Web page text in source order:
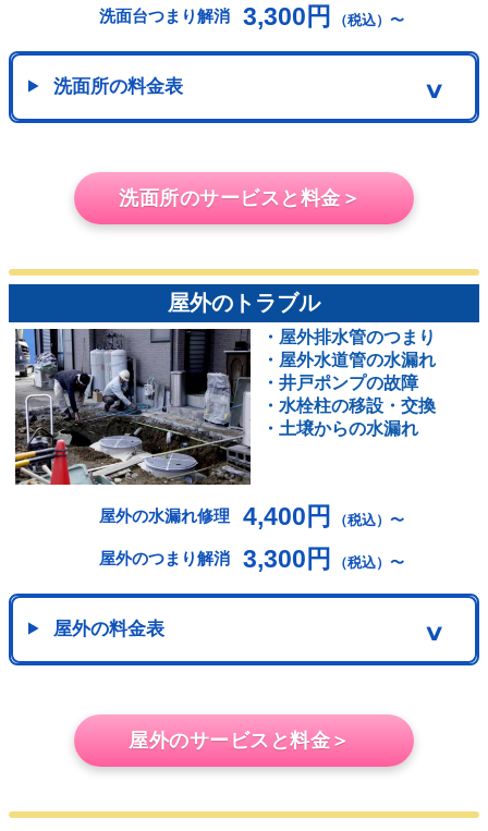
洗面台つまり解消 3,300円 （税込）〜
洗面所の料金表 ∨
洗面所のサービスと料金＞
屋外のトラブル
・屋外排水管のつまり
・屋外水道管の水漏れ
・井戸ポンプの故障
・水栓柱の移設・交換
・土壌からの水漏れ
屋外の水漏れ修理 4,400円 （税込）〜
屋外のつまり解消 3,300円 （税込）〜
屋外の料金表 ∨
屋外のサービスと料金＞